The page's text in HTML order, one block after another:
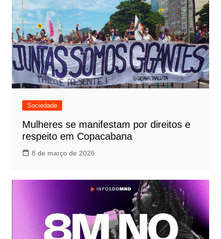
Sociedade
Mulheres se manifestam por direitos e
respeito em Copacabana
8 de março de 2026